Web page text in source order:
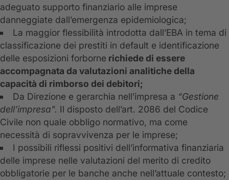
adeguato supporto finanziario alle imprese
danneggiate dall’emergenza epidemiologica;
La maggior flessibilità introdotta dall’EBA in tema di
classificazione dei prestiti in default e identificazione
delle esposizioni forborne richiede di essere
accompagnata da valutazioni analitiche della
capacità di rimborso dei debitori;
Da Direzione e gerarchia nell’impresa a “Gestione
dell’impresa". Il disposto dell’art. 2086 del Codice
Civile non quale obbligo normativo, ma come
necessità di sopravvivenza per le imprese;
I possibili riflessi positivi dell’informativa finanziaria
delle imprese nelle valutazioni del merito di credito
obbligatorie per le banche anche nell’attuale contesto;